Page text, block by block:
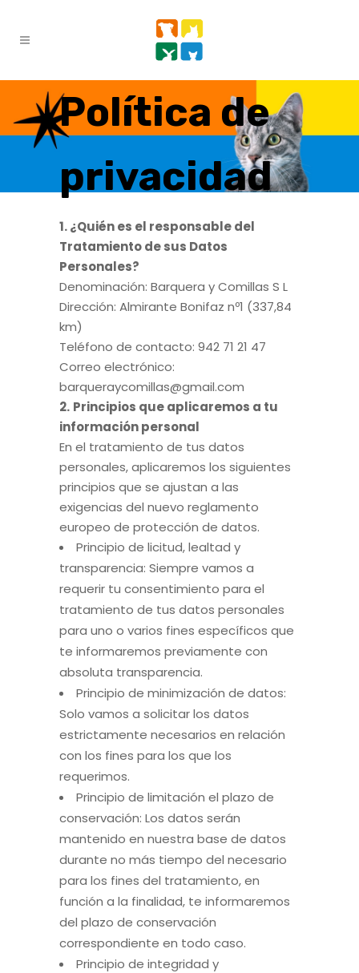
Política de
privacidad
1. ¿Quién es el responsable del
Tratamiento de sus Datos
Personales?
Denominación: Barquera y Comillas S L
Dirección: Almirante Bonifaz nº1 (337,84
km)
Teléfono de contacto: 942 71 21 47
Correo electrónico:
barqueraycomillas@gmail.com
2. Principios que aplicaremos a tu
información personal
En el tratamiento de tus datos
personales, aplicaremos los siguientes
principios que se ajustan a las
exigencias del nuevo reglamento
europeo de protección de datos.
Principio de licitud, lealtad y
transparencia: Siempre vamos a
requerir tu consentimiento para el
tratamiento de tus datos personales
para uno o varios fines específicos que
te informaremos previamente con
absoluta transparencia.
Principio de minimización de datos:
Solo vamos a solicitar los datos
estrictamente necesarios en relación
con los fines para los que los
requerimos.
Principio de limitación el plazo de
conservación: Los datos serán
mantenido en nuestra base de datos
durante no más tiempo del necesario
para los fines del tratamiento, en
función a la finalidad, te informaremos
del plazo de conservación
correspondiente en todo caso.
Principio de integridad y